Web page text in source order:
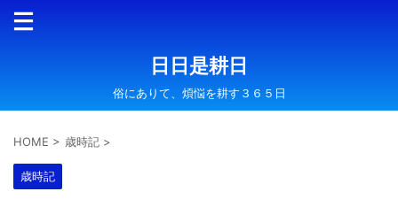
日日是耕日
俗にありて、煩悩を耕す３６５日
HOME > 歳時記 >
歳時記